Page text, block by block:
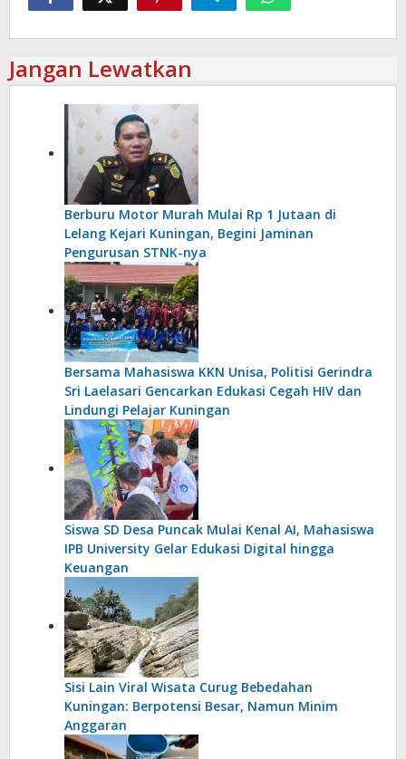
Jangan Lewatkan
Berburu Motor Murah Mulai Rp 1 Jutaan di
Lelang Kejari Kuningan, Begini Jaminan
Pengurusan STNK-nya
Bersama Mahasiswa KKN Unisa, Politisi Gerindra
Sri Laelasari Gencarkan Edukasi Cegah HIV dan
Lindungi Pelajar Kuningan
Siswa SD Desa Puncak Mulai Kenal AI, Mahasiswa
IPB University Gelar Edukasi Digital hingga
Keuangan
Sisi Lain Viral Wisata Curug Bebedahan
Kuningan: Berpotensi Besar, Namun Minim
Anggaran